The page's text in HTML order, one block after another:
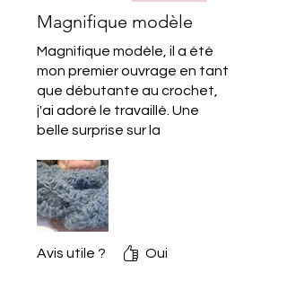
blocage, etc.).
📏 Dimensions (accessoire)
19 cm x 152 cm(snood long).
🎚️Niveau:Facile.
⏱️Temps de réalisation
h.
Plassard
5,00 mm
mailles + mètre de couture +
nécessaire de blocage.
Magnifique modèle
Magnifique modèle, il a été
mon premier ouvrage en tant
que débutante au crochet,
j'ai adoré le travaillé. Une
belle surprise sur la
bien surprise à le réaliser,
assez facilement. Il est très
doux. Merci pour ce bel
ouvrage.
Avis utile ?
Oui